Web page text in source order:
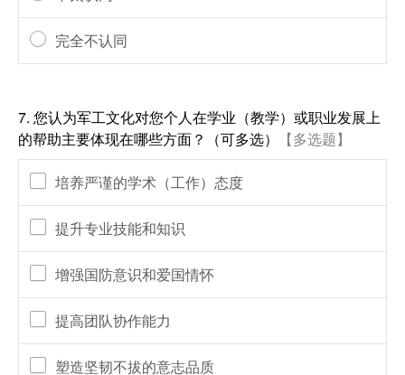
完全不认同
7. 您认为军工文化对您个人在学业（教学）或职业发展上
的帮助主要体现在哪些方面？（可多选）
【多选题】
培养严谨的学术（工作）态度
提升专业技能和知识
增强国防意识和爱国情怀
提高团队协作能力
塑造坚韧不拔的意志品质